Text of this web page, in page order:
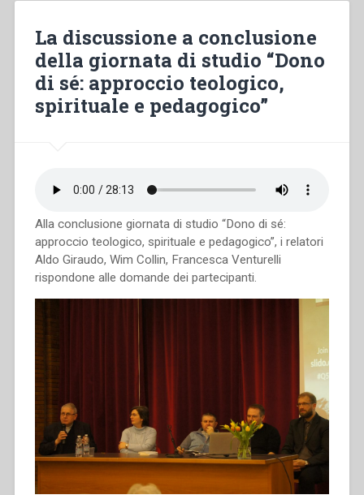
Giovanile
Salesiana
alla
luce
del
Sinodo”
La discussione a conclusione
della giornata di studio “Dono
di sé: approccio teologico,
spirituale e pedagogico”
Alla conclusione giornata di studio “Dono di sé:
approccio teologico, spirituale e pedagogico”, i relatori
Aldo Giraudo, Wim Collin, Francesca Venturelli
rispondone alle domande dei partecipanti.